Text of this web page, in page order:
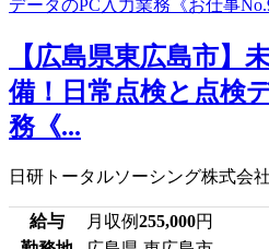
【広島県東広島市】
備！日常点検と点検
務《...
日研トータルソーシング株式会社
給与 月収例255,000円